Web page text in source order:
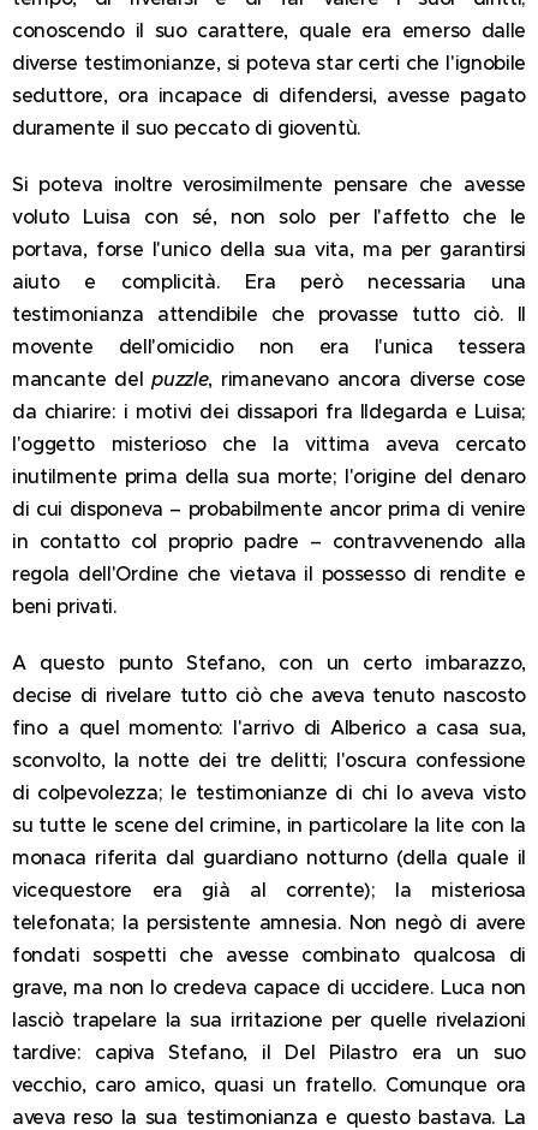
conoscendo il suo carattere, quale era emerso dalle
diverse testimonianze, si poteva star certi che l'ignobile
seduttore, ora incapace di difendersi, avesse pagato
duramente il suo peccato di gioventù.
Si poteva inoltre verosimilmente pensare che avesse
voluto Luisa con sé, non solo per l'affetto che le
portava, forse l'unico della sua vita, ma per garantirsi
aiuto e complicità. Era però necessaria una
testimonianza attendibile che provasse tutto ciò. Il
movente dell'omicidio non era l'unica tessera
mancante delpuzzle, rimanevano ancora diverse cose
da chiarire: i motivi dei dissapori fra Ildegarda e Luisa;
l'oggetto misterioso che la vittima aveva cercato
inutilmente prima della sua morte; l'origine del denaro
di cui disponeva – probabilmente ancor prima di venire
in contatto col proprio padre – contravvenendo alla
regola dell'Ordine che vietava il possesso di rendite e
beni privati.
A questo punto Stefano, con un certo imbarazzo,
decise di rivelare tutto ciò che aveva tenuto nascosto
fino a quel momento: l'arrivo di Alberico a casa sua,
sconvolto, la notte dei tre delitti; l'oscura confessione
di colpevolezza; le testimonianze di chi lo aveva visto
su tutte le scene del crimine, in particolare la lite con la
monaca riferita dal guardiano notturno (della quale il
vicequestore era già al corrente); la misteriosa
telefonata; la persistente amnesia. Non negò di avere
fondati sospetti che avesse combinato qualcosa di
grave, ma non lo credeva capace di uccidere. Luca non
lasciò trapelare la sua irritazione per quelle rivelazioni
tardive: capiva Stefano, il Del Pilastro era un suo
vecchio, caro amico, quasi un fratello. Comunque ora
aveva reso la sua testimonianza e questo bastava. La